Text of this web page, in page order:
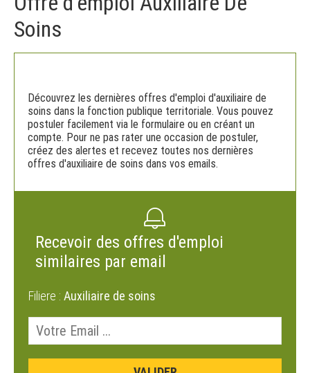
Soins
Découvrez les dernières offres d'emploi d'auxiliaire de
soins dans la fonction publique territoriale. Vous pouvez
postuler facilement via le formulaire ou en créant un
compte. Pour ne pas rater une occasion de postuler,
créez des alertes et recevez toutes nos dernières
offres d'auxiliaire de soins dans vos emails.
Recevoir des offres d'emploi
similaires par email
Filiere : Auxiliaire de soins